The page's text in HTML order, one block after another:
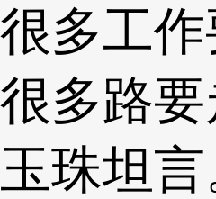
很多工作
很多路要
玉珠坦言